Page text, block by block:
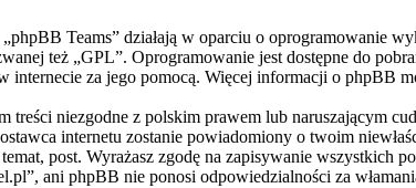
Teams” działają w oparciu o oprogramowanie
też „GPL”. Oprogramowanie jest dostępne do
za jego pomocą. Więcej informacji o phpBB
niezgodne z polskim prawem lub naruszającym
internetu zostanie powiadomiony o twoim
post. Wyrażasz zgodę na zapisywanie wszystkich
ani phpBB nie ponosi odpowiedzialności za